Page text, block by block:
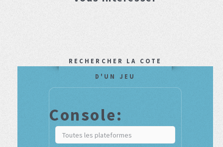
RECHERCHER LA COTE
D'UN JEU
Console: